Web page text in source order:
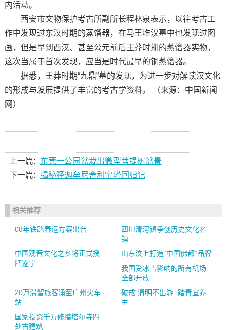
内活动。
西安市文物保护考古所副所长程林泉表示，以往考古工
作中发现过东汉时期的蒸馏器，在马王堆汉墓中也发现过图
画，但是早到西汉、甚至公元前后王莽时期的蒸馏器实物，
这次当属于首次发现，应当是时代最早的铜蒸馏器。
据悉，王莽时期“九鼎”墓的发现，为进一步对解读汉文化
的形成与发展提供了丰富的考古学资料。 （来源：中国新闻
网）
上一篇:
东莞一公园盆栽出微型菩提树盆景
下一篇: 揭秘释迦牟尼舍利宝塔回归记
相关推荐
08年铁路春运方案出台
四川清河镇争创历史文化名
镇
中国观音文化之乡将正式授
牌遂宁
山东汶上打造“中国佛都”品牌
我国受冰雪影响的所有机场
全部开放
20万滞留旅客涌至广州火车
站
破戒“清明不出游” 踏青宜养
生
国家投资千万修缮塔尔寺四
处古建筑